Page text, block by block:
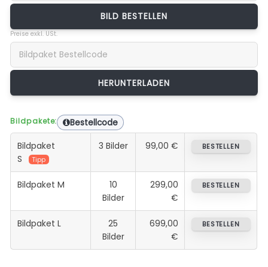
BILD BESTELLEN
Preise exkl. USt.
Bildpakete: Bestellcode
Bildpaket
S
Tipp
3 Bilder 99,00 € BESTELLEN
Bildpaket M
10
Bilder
299,00
€
BESTELLEN
Bildpaket L
25
Bilder
699,00
€
BESTELLEN